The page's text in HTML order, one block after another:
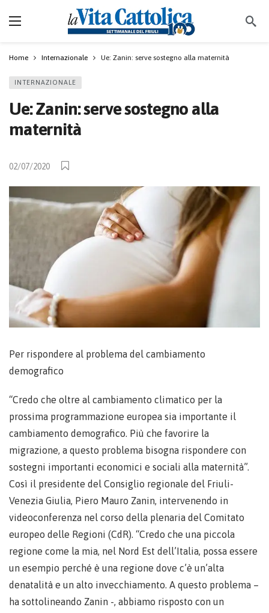
Home Internazionale Ue: Zanin: serve sostegno alla maternità
INTERNAZIONALE
Ue: Zanin: serve sostegno alla
maternità
02/07/2020
Per rispondere al problema del cambiamento
demografico
“Credo che oltre al cambiamento climatico per la
prossima programmazione europea sia importante il
cambiamento demografico. Più che favorire la
migrazione, a questo problema bisogna rispondere con
sostegni importanti economici e sociali alla maternità”.
Così il presidente del Consiglio regionale del Friuli-
Venezia Giulia, Piero Mauro Zanin, intervenendo in
videoconferenza nel corso della plenaria del Comitato
europeo delle Regioni (CdR). “Credo che una piccola
regione come la mia, nel Nord Est dell’Italia, possa essere
un esempio perché è una regione dove c’è un’alta
denatalità e un alto invecchiamento. A questo problema –
ha sottolineando Zanin -, abbiamo risposto con un